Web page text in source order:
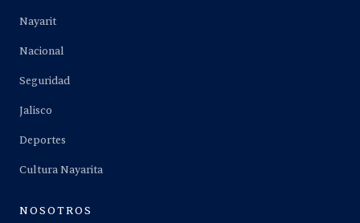
Nayarit
Nacional
Seguridad
Jalisco
Deportes
Cultura Nayarita
NOSOTROS